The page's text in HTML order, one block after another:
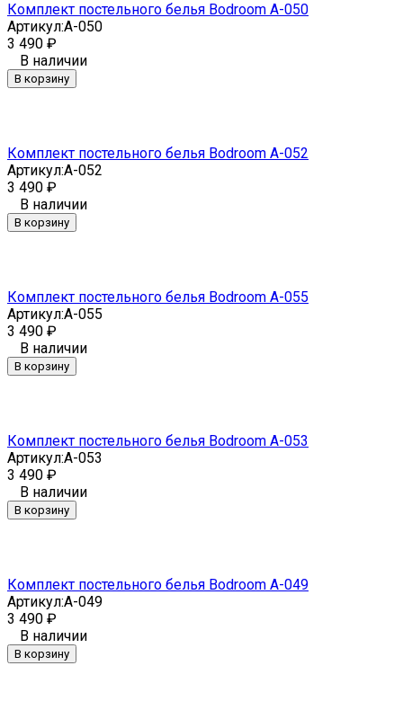
Комплект постельного белья Bodroom A-050
Артикул:A-050
3 490 ₽
В наличии
В корзину
Комплект постельного белья Bodroom A-052
Артикул:A-052
3 490 ₽
В наличии
В корзину
Комплект постельного белья Bodroom A-055
Артикул:A-055
3 490 ₽
В наличии
В корзину
Комплект постельного белья Bodroom A-053
Артикул:A-053
3 490 ₽
В наличии
В корзину
Комплект постельного белья Bodroom A-049
Артикул:A-049
3 490 ₽
В наличии
В корзину